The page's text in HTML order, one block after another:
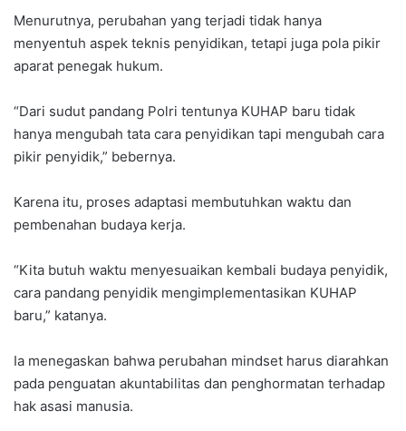
Menurutnya, perubahan yang terjadi tidak hanya
menyentuh aspek teknis penyidikan, tetapi juga pola pikir
aparat penegak hukum.
“Dari sudut pandang Polri tentunya KUHAP baru tidak
hanya mengubah tata cara penyidikan tapi mengubah cara
pikir penyidik,” bebernya.
Karena itu, proses adaptasi membutuhkan waktu dan
pembenahan budaya kerja.
“Kita butuh waktu menyesuaikan kembali budaya penyidik,
cara pandang penyidik mengimplementasikan KUHAP
baru,” katanya.
Ia menegaskan bahwa perubahan mindset harus diarahkan
pada penguatan akuntabilitas dan penghormatan terhadap
hak asasi manusia.